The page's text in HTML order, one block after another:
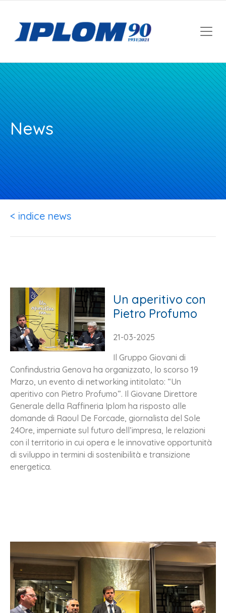
News
< indice news
Un aperitivo con
Pietro Profumo
21-03-2025
Il Gruppo Giovani di
Confindustria Genova ha organizzato, lo scorso 19
Marzo, un evento di networking intitolato: “Un
aperitivo con Pietro Profumo”. Il Giovane Direttore
Generale della Raffineria Iplom ha risposto alle
domande di Raoul De Forcade, giornalista del Sole
24Ore, imperniate sul futuro dell’impresa, le relazioni
con il territorio in cui opera e le innovative opportunità
di sviluppo in termini di sostenibilità e transizione
energetica.